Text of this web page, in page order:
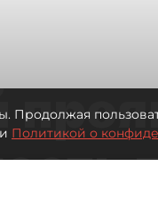
Продолжая
Политикой о